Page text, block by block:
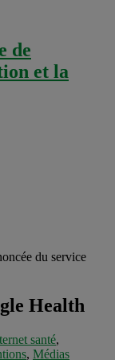
de
et la
du service
Health
santé,
, Médias